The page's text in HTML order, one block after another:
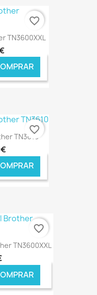
TN3600XXL
€ ONLINE
favorite_border
TN3610
€ ONLINE
favorite_border
TN3600XXL
favorite_border